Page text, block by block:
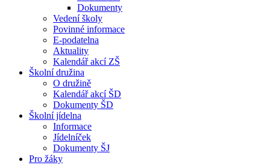
Dokumenty
Vedení školy
Povinné informace
E-podatelna
Aktuality
Kalendář akcí ZŠ
Školní družina
O družině
Kalendář akcí ŠD
Dokumenty ŠD
Školní jídelna
Informace
Jídelníček
Dokumenty ŠJ
Pro žáky